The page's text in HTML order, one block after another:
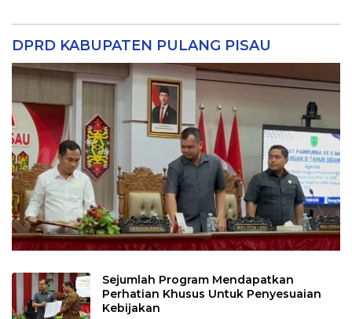
DPRD KABUPATEN PULANG PISAU
Sejumlah Program Mendapatkan
Perhatian Khusus Untuk Penyesuaian
Kebijakan